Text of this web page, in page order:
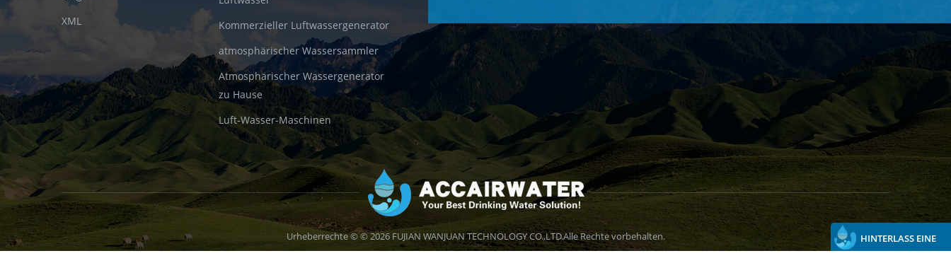
XML
Kommerzieller Luftwassergenerator
atmosphärischer Wassersammler
Atmosphärischer Wassergenerator
zu Hause
Luft-Wasser-Maschinen
Urheberrechte © © 2026 FUJIAN WANJUAN TECHNOLOGY CO.,LTD.Alle Rechte vorbehalten.
HINTERLASS EINE